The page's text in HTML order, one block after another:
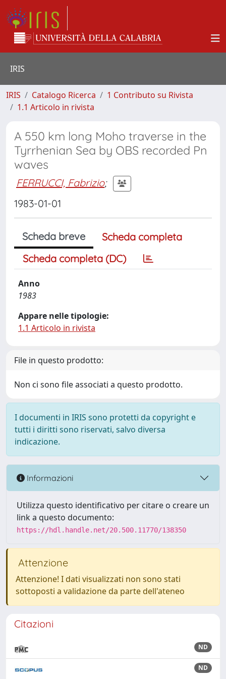
IRIS
IRIS Catalogo Ricerca
1 Contributo su Rivista
1.1 Articolo in rivista
A 550 km long Moho traverse in the
Tyrrhenian Sea by OBS recorded Pn
waves
FERRUCCI, Fabrizio;
1983-01-01
Scheda breve
Scheda completa
Scheda completa (DC)
Anno
1983
Appare nelle tipologie:
1.1 Articolo in rivista
File in questo prodotto:
Non ci sono file associati a questo prodotto.
I documenti in IRIS sono protetti da copyright e
tutti i diritti sono riservati, salvo diversa
indicazione.
Informazioni
Utilizza questo identificativo per citare o creare un
link a questo documento:
https://hdl.handle.net/20.500.11770/138350
Attenzione
Attenzione! I dati visualizzati non sono stati
sottoposti a validazione da parte dell'ateneo
Citazioni
ND
ND